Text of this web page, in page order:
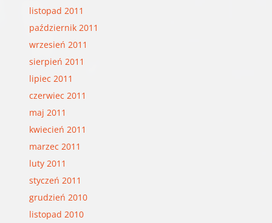
listopad 2011
październik 2011
wrzesień 2011
sierpień 2011
lipiec 2011
czerwiec 2011
maj 2011
kwiecień 2011
marzec 2011
luty 2011
styczeń 2011
grudzień 2010
listopad 2010